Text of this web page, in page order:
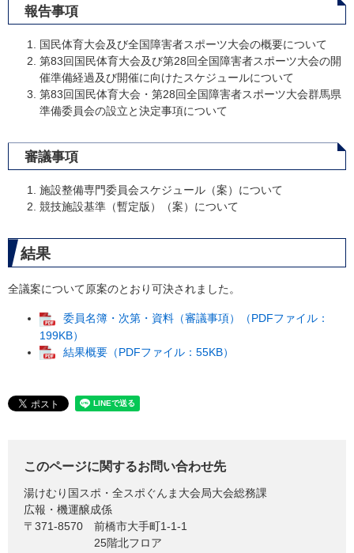
報告事項
国民体育大会及び全国障害者スポーツ大会の概要について
第83回国民体育大会及び第28回全国障害者スポーツ大会の開
催準備経過及び開催に向けたスケジュールについて
第83回国民体育大会・第28回全国障害者スポーツ大会群馬県
準備委員会の設立と決定事項について
審議事項
施設整備専門委員会スケジュール（案）について
競技施設基準（暫定版）（案）について
結果
全議案について原案のとおり可決されました。
委員名簿・次第・資料（審議事項）（PDFファイル：
199KB）
結果概要（PDFファイル：55KB）
このページに関するお問い合わせ先
湯けむり国スポ・全スポぐんま大会局大会総務課
広報・機運醸成係
〒371-8570
前橋市大手町1-1-1
25階北フロア